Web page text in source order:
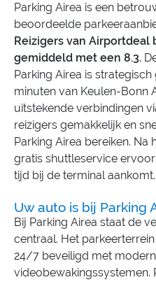
Parking Airea is een
beoordeelde
Reizigers van Airportdeal
gemiddeld met een 8.3.
Parking Airea is
minuten van Keulen-Bonn
uitstekende verbindingen
reizigers gemakkelijk en
Parking Airea bereiken. Na
gratis shuttleservice
tijd bij de terminal aankomt.
Uw auto is bij Parking
Bij Parking Airea staat de
centraal. Het
24/7 beveiligd met
videobewakingssystemen.